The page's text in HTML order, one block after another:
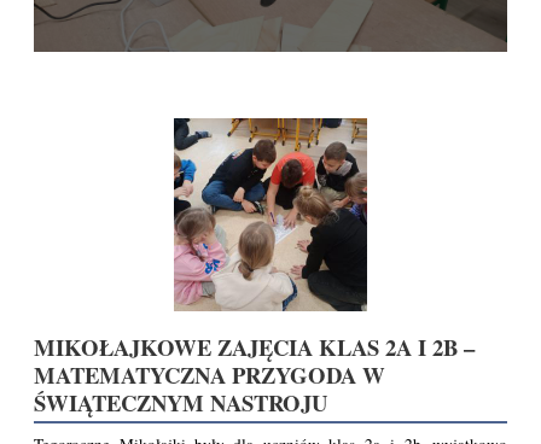
MIKOŁAJKOWE ZAJĘCIA KLAS 2A I 2B –
MATEMATYCZNA PRZYGODA W
ŚWIĄTECZNYM NASTROJU